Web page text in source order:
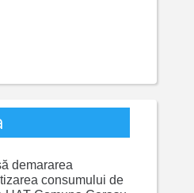
demararea
consumului de